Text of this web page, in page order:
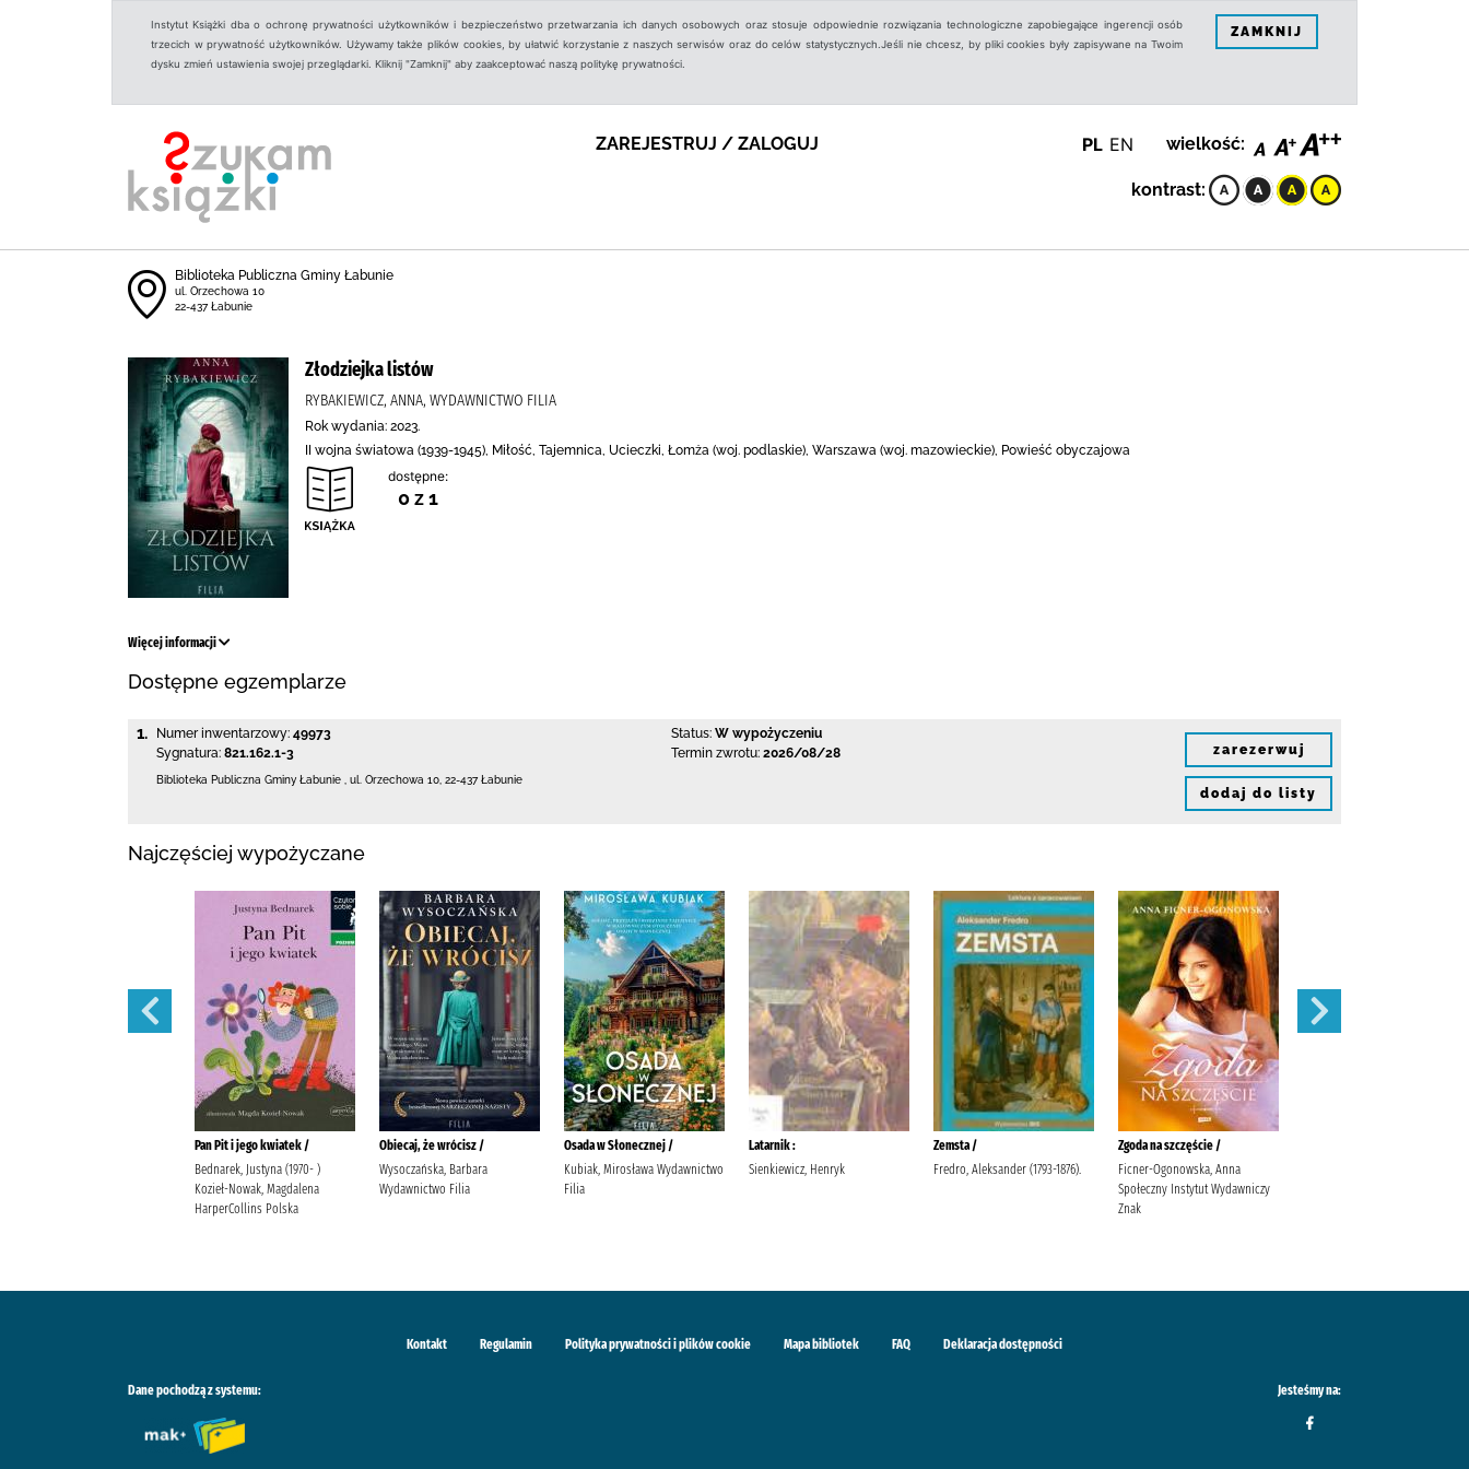
Instytut Książki dba o ochronę prywatności użytkowników i bezpieczeństwo przetwarzania ich danych osobowych oraz stosuje odpowiednie rozwiązania technologiczne zapobiegające ingerencji osób
trzecich w prywatność użytkowników. Używamy także plików cookies, by ułatwić korzystanie z naszych serwisów oraz do celów statystycznych.Jeśli nie chcesz, by pliki cookies były zapisywane na Twoim
dysku zmień ustawienia swojej przeglądarki. Kliknij "Zamknij" aby zaakceptować naszą politykę prywatności.
ZAMKNIJ
ZAREJESTRUJ / ZALOGUJ PL EN wielkość:
kontrast:
Biblioteka Publiczna Gminy Łabunie
ul. Orzechowa 10
22-437 Łabunie
Złodziejka listów
RYBAKIEWICZ, ANNA, WYDAWNICTWO FILIA
Rok wydania: 2023.
II wojna światowa (1939-1945), Miłość, Tajemnica, Ucieczki, Łomża (woj. podlaskie), Warszawa (woj. mazowieckie), Powieść obyczajowa
dostępne:
0 z 1
Więcej informacji
Dostępne egzemplarze
1. Numer inwentarzowy: 49973
Sygnatura: 821.162.1-3
Status: W wypożyczeniu
Termin zwrotu: 2026/08/28
Biblioteka Publiczna Gminy Łabunie ul. Orzechowa 10 22-437 Łabunie
zarezerwuj
dodaj do listy
Najczęściej wypożyczane
Pan Pit i jego kwiatek /
Bednarek, Justyna (1970- )
Kozieł-Nowak, Magdalena
HarperCollins Polska
Obiecaj, że wrócisz /
Wysoczańska, Barbara
Wydawnictwo Filia
Osada w Słonecznej /
Kubiak, Mirosława Wydawnictwo
Filia
Latarnik :
Sienkiewicz, Henryk
Zemsta /
Fredro, Aleksander (1793-1876).
Zgoda na szczęście /
Ficner-Ogonowska, Anna
Społeczny Instytut Wydawniczy
Znak
Kontakt Regulamin Polityka prywatności i plików cookie Mapa bibliotek FAQ Deklaracja dostępności
Dane pochodzą z systemu: Jesteśmy na: